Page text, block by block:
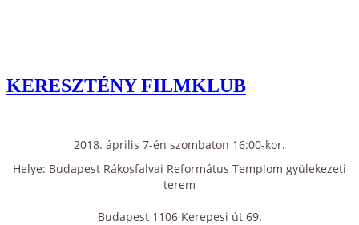
KERESZTÉNY FILMKLUB
2018. április 7-én szombaton 16:00-kor.
Helye: Budapest Rákosfalvai Református Templom gyülekezeti
terem
Budapest 1106 Kerepesi út 69.